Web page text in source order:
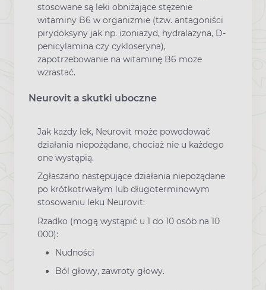
stosowane są leki obniżające stężenie
witaminy B6 w organizmie (tzw. antagoniści
pirydoksyny jak np. izoniazyd, hydralazyna, D-
penicylamina czy cykloseryna),
zapotrzebowanie na witaminę B6 może
wzrastać.
Neurovit a skutki uboczne
Jak każdy lek, Neurovit może powodować
działania niepożądane, chociaż nie u każdego
one wystąpią.
Zgłaszano następujące działania niepożądane
po krótkotrwałym lub długoterminowym
stosowaniu leku Neurovit:
Rzadko (mogą wystąpić u 1 do 10 osób na 10
000):
Nudności
Ból głowy, zawroty głowy.